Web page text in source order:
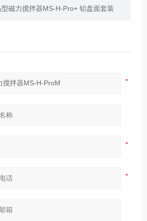
型磁力搅拌器MS-H-Pro+ 铝盘面套装